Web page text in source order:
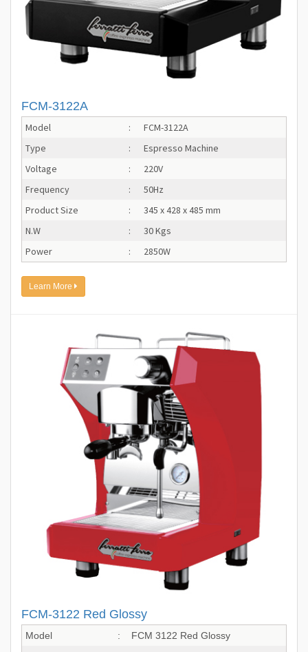
FCM-3122A
Model :
FCM-3122A
Type
:
Espresso Machine
Voltage
:
220V
Frequency
:
50Hz
Product Size
:
345 x 428 x 485 mm
N.W
:
30 Kgs
Power
: 2850W
Learn More
FCM-3122 Red Glossy
Model :
FCM 3122 Red Glossy